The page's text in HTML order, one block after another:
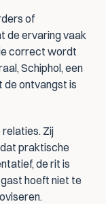
of
de ervaring vaak
correct wordt
Schiphol, een
de ontvangst is
Zij
praktische
de rit is
hoeft niet te